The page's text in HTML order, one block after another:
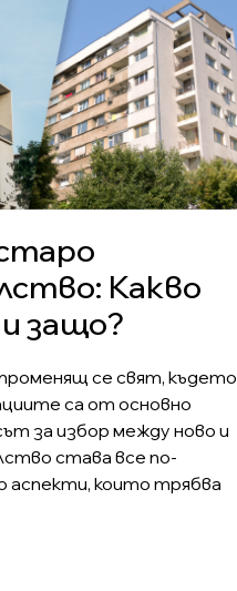
Какво
защо?
се свят, където
са от основно
за избор между ново и
става все по-
аспекти, които трябва